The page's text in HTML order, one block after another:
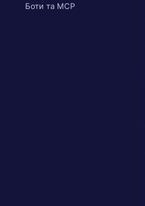
Боти та MCP